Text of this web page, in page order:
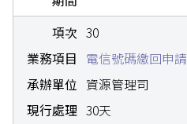
30
電信號碼繳回申請
資源管理司
30天